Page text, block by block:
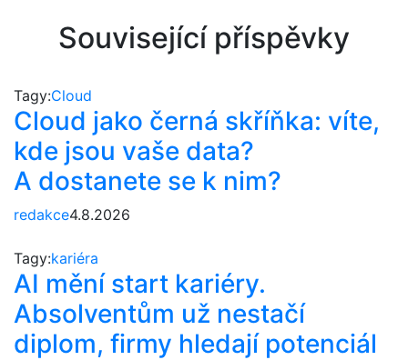
Související příspěvky
Tagy:Cloud
Cloud jako černá skříňka: víte,
kde jsou vaše data?
A dostanete se k nim?
redakce4.8.2026
Tagy:kariéra
AI mění start kariéry.
Absolventům už nestačí
diplom, firmy hledají potenciál